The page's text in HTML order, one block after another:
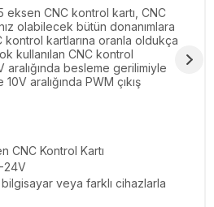
eksen CNC kontrol kartı, CNC
olabilecek bütün donanımlara
kontrol kartlarına oranla oldukça
kullanılan CNC kontrol
aralığında besleme gerilimiyle
10V aralığında PWM çıkış
CNC Kontrol Kartı
24V
veya farklı cihazlarla